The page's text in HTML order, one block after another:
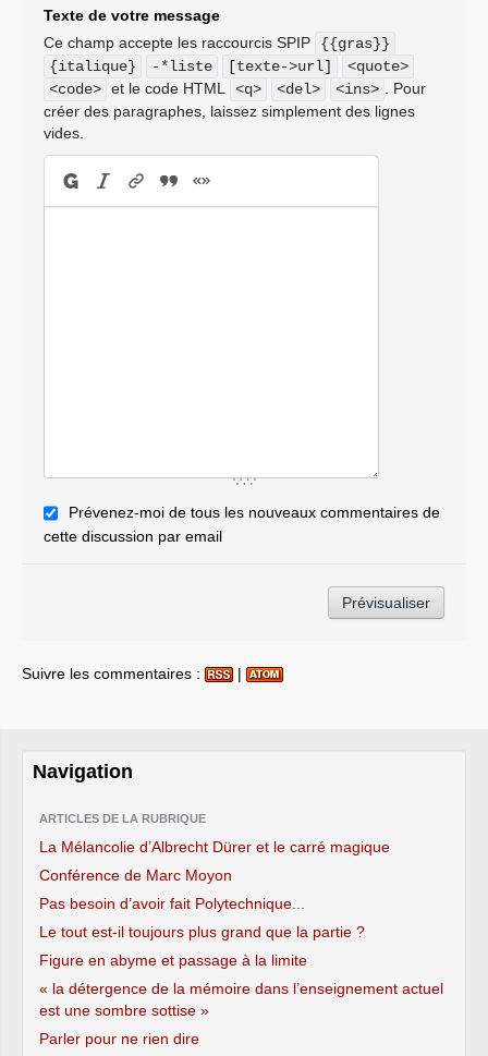
Texte de votre message
Ce champ accepte les raccourcis SPIP
{{gras}}
{italique}
-*liste [texte->url]
<quote>
<code> et le code HTML <q> <del> <ins> . Pour
créer des paragraphes, laissez simplement des lignes
vides.
Prévenez-moi de tous les nouveaux commentaires de
cette discussion par email
Suivre les commentaires : |
Navigation
ARTICLES DE LA RUBRIQUE
La Mélancolie d’Albrecht Dürer et le carré magique
Conférence de Marc Moyon
Pas besoin d’avoir fait Polytechnique...
Le tout est-il toujours plus grand que la partie ?
Figure en abyme et passage à la limite
« la détergence de la mémoire dans l’enseignement actuel
est une sombre sottise »
Parler pour ne rien dire